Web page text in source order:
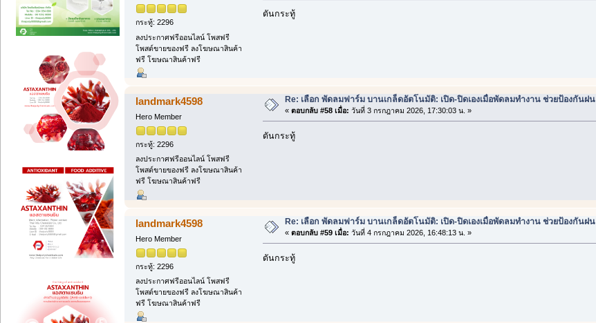
กระทู้: 2296
ลงประกาศฟรีออนไลน์ โพสฟรี
โพสต์ขายของฟรี ลงโฆษณาสินค้า
ฟรี โฆษณาสินค้าฟรี
ดันกระทู้
landmark4598
Hero Member
กระทู้: 2296
ลงประกาศฟรีออนไลน์ โพสฟรี
โพสต์ขายของฟรี ลงโฆษณาสินค้า
ฟรี โฆษณาสินค้าฟรี
Re: เลือก พัดลมฟาร์ม บานเกล็ดอัตโนมัติ: เปิด-ปิดเองเมื่อพัดลมทำงาน ช่วยป้องกันฝน
« ตอบกลับ #58 เมื่อ: วันที่ 3 กรกฎาคม 2026, 17:30:03 น. »
ดันกระทู้
landmark4598
Hero Member
กระทู้: 2296
ลงประกาศฟรีออนไลน์ โพสฟรี
โพสต์ขายของฟรี ลงโฆษณาสินค้า
ฟรี โฆษณาสินค้าฟรี
Re: เลือก พัดลมฟาร์ม บานเกล็ดอัตโนมัติ: เปิด-ปิดเองเมื่อพัดลมทำงาน ช่วยป้องกันฝน
« ตอบกลับ #59 เมื่อ: วันที่ 4 กรกฎาคม 2026, 16:48:13 น. »
ดันกระทู้